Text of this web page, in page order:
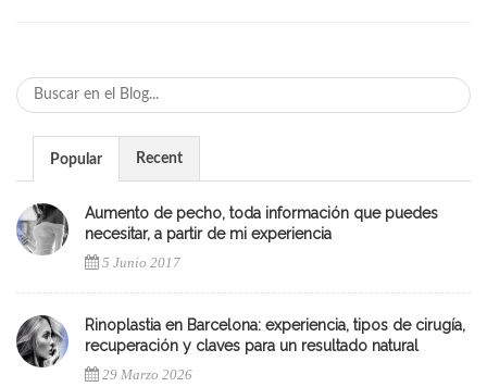
Popular Recent
Aumento de pecho, toda información que puedes
necesitar, a partir de mi experiencia
5 Junio 2017
Rinoplastia en Barcelona: experiencia, tipos de cirugía,
recuperación y claves para un resultado natural
29 Marzo 2026